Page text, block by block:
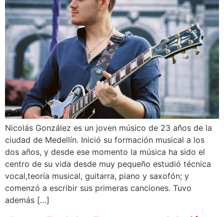
Nicolás González es un joven músico de 23 años de la
ciudad de Medellín. Inició su formación musical a los
dos años, y desde ese momento la música ha sido el
centro de su vida desde muy pequeño estudió técnica
vocal,teoría musical, guitarra, piano y saxofón; y
comenzó a escribir sus primeras canciones. Tuvo
además […]